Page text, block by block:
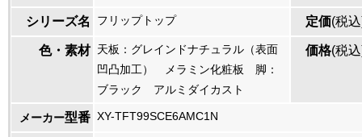
シリーズ名 フリップトップ 定価(税
色・素材 天板：グレインドナチュラル（表面
凹凸加工） メラミン化粧板 脚：
ブラック アルミダイカスト
価格(税
メーカー型番 XY-TFT99SCE6AMC1N